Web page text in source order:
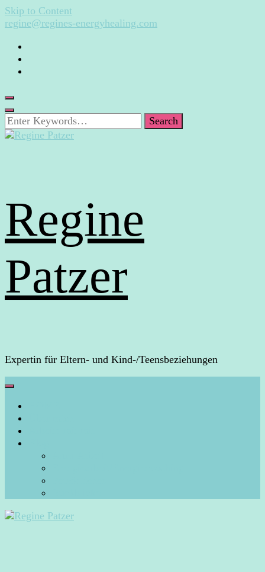
Skip to Content
regine@regines-energyhealing.com
Looking
for
Something?
Regine
Patzer
Expertin für Eltern- und Kind-/Teensbeziehungen